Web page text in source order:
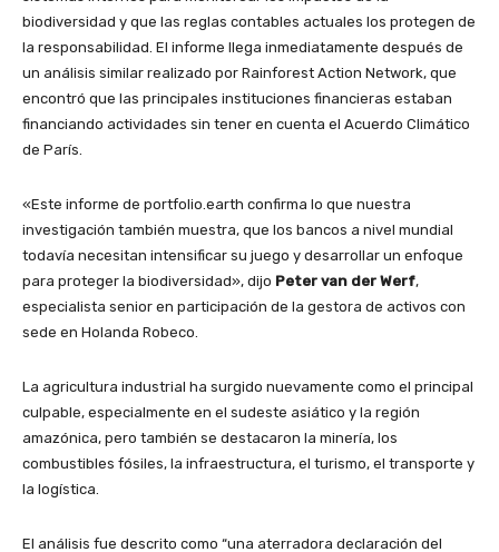
biodiversidad y que las reglas contables actuales los protegen de
la responsabilidad. El informe llega inmediatamente después de
un análisis similar realizado por Rainforest Action Network, que
encontró que las principales instituciones financieras estaban
financiando actividades sin tener en cuenta el Acuerdo Climático
de París.
«Este informe de portfolio.earth confirma lo que nuestra
investigación también muestra, que los bancos a nivel mundial
todavía necesitan intensificar su juego y desarrollar un enfoque
para proteger la biodiversidad», dijo Peter van der Werf,
especialista senior en participación de la gestora de activos con
sede en Holanda Robeco.
La agricultura industrial ha surgido nuevamente como el principal
culpable, especialmente en el sudeste asiático y la región
amazónica, pero también se destacaron la minería, los
combustibles fósiles, la infraestructura, el turismo, el transporte y
la logística.
El análisis fue descrito como “una aterradora declaración del